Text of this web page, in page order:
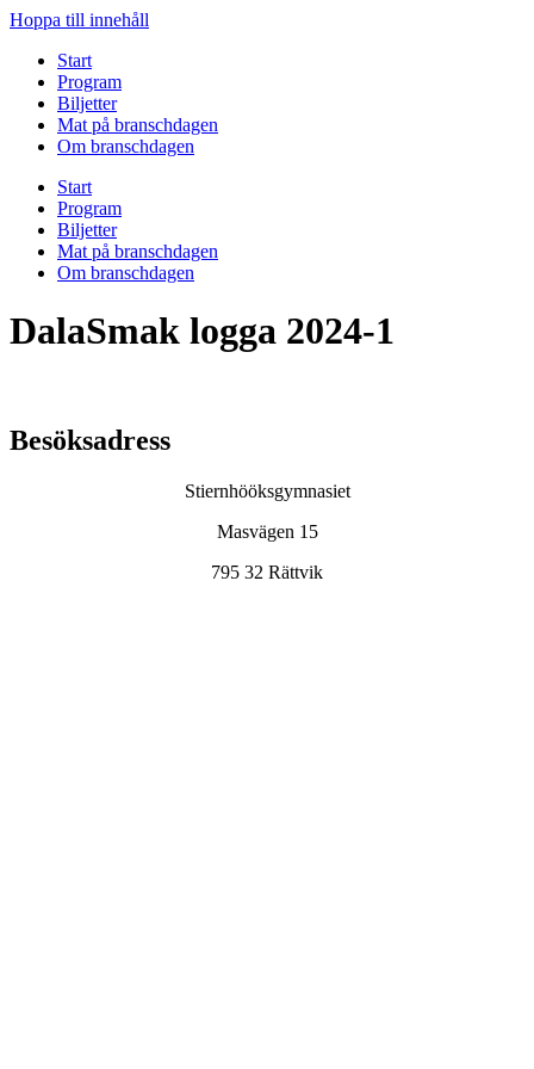
Hoppa till innehåll
Start
Program
Biljetter
Mat på branschdagen
Om branschdagen
Start
Program
Biljetter
Mat på branschdagen
Om branschdagen
DalaSmak logga 2024-1
Besöksadress
Stiernhööksgymnasiet
Masvägen 15
795 32 Rättvik